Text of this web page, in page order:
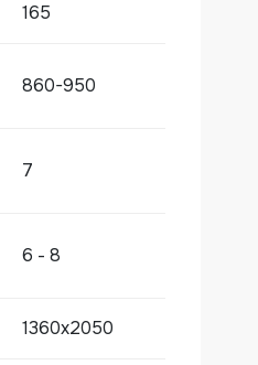
165
860-950
7
6 - 8
1360x2050